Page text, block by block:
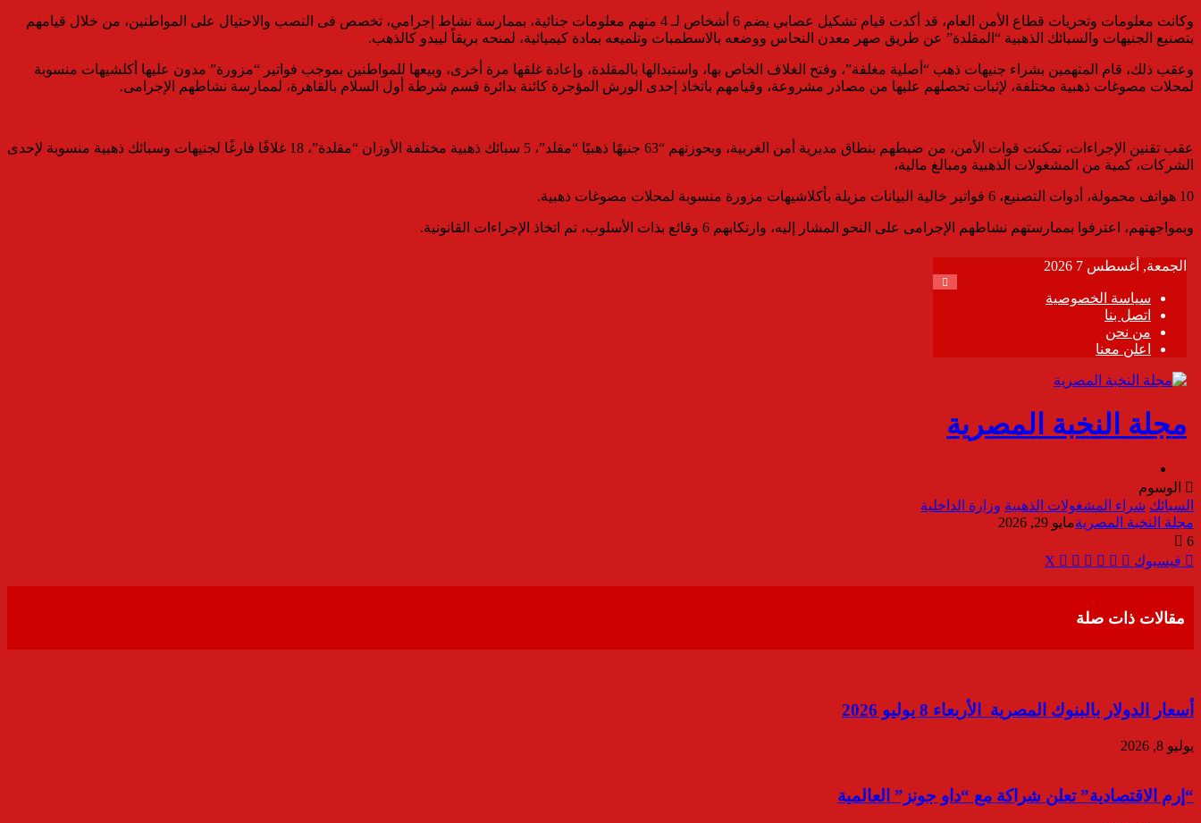
وكانت معلومات وتحريات قطاع الأمن العام، قد أكدت قيام تشكيل عصابي يضم 6 أشخاص لـ 4 منهم معلومات جنائية، بممارسة نشاط إجرامي، تخصص فى النصب والاحتيال على المواطنين، من خلال قيامهم
بتصنيع الجنيهات والسبائك الذهبية “المقلدة” عن طريق صهر معدن النحاس ووضعه بالاسطمبات وتلميعه بمادة كيميائية، لمنحه بريقاً ليبدو كالذهب.
وعقب ذلك، قام المتهمين بشراء جنيهات ذهب “أصلية مغلفة”، وفتح الغلاف الخاص بها، واستبدالها بالمقلدة، وإعادة غلقها مرة أخرى، وبيعها للمواطنين بموجب فواتير “مزورة” مدون عليها أكلشيهات منسوبة
لمحلات مصوغات ذهبية مختلفة، لإثبات تحصلهم عليها من مصادر مشروعة، وقيامهم باتخاذ إحدى الورش المؤجرة كائنة بدائرة قسم شرطة أول السلام بالقاهرة، لممارسة نشاطهم الإجرامى.
عقب تقنين الإجراءات، تمكنت قوات الأمن، من ضبطهم بنطاق مديرية أمن الغربية، وبحوزتهم “63 جنيهًا ذهبيًا “مقلد”، 5 سبائك ذهبية مختلفة الأوزان “مقلدة”، 18 غلافًا فارغًا لجنيهات وسبائك ذهبية منسوبة لإحدى
الشركات، كمية من المشغولات الذهبية ومبالغ مالية،
10 هواتف محمولة، أدوات التصنيع، 6 فواتير خالية البيانات مزيلة بأكلاشيهات مزورة منسوبة لمحلات مصوغات ذهبية.
وبمواجهتهم، اعترفوا بممارستهم نشاطهم الإجرامى على النحو المشار إليه، وارتكابهم 6 وقائع بذات الأسلوب، تم اتخاذ الإجراءات القانونية.
الوسوم
السبائك شراء المشغولات الذهبية وزارة الداخلية
مجلة النخبة المصريةمايو 29, 2026
6
فيسبوك
‫X
واتساب
تيلقرامڤايبر
مشاركة
مقالات ذات صلة
أسعار الدولار بالبنوك المصرية الأربعاء 8 يوليو 2026
يوليو 8, 2026
“إرم الاقتصادية” تعلن شراكة مع “داو جونز” العالمية